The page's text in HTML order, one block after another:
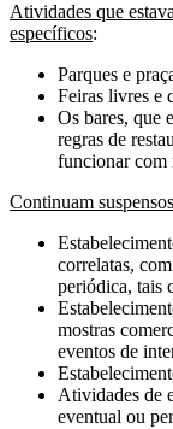
Atividades que
específicos:
Parques e
Feiras livres e
Os bares, que
regras de
funcionar com
Continuam
correlatas,
periódica, tais
mostras
eventos de
Atividades de
eventual ou